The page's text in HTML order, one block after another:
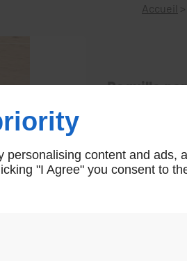
Accueil >
Bequille
content and ads,
"I Agree" you consent to